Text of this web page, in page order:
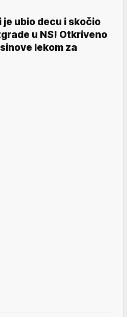
je ubio decu i skočio
u NS! Otkriveno
lekom za